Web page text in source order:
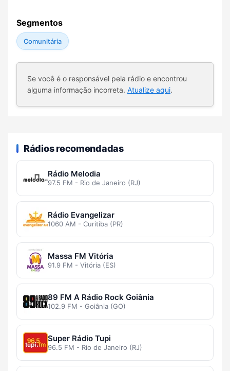
Segmentos
Comunitária
Se você é o responsável pela rádio e encontrou
alguma informação incorreta. Atualize aqui.
Rádios recomendadas
Rádio Melodia
97.5 FM - Rio de Janeiro (RJ)
Rádio Evangelizar
1060 AM - Curitiba (PR)
Massa FM Vitória
91.9 FM - Vitória (ES)
89 FM A Rádio Rock Goiânia
102.9 FM - Goiânia (GO)
Super Rádio Tupi
96.5 FM - Rio de Janeiro (RJ)